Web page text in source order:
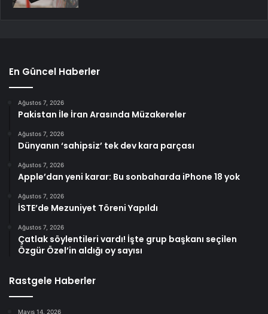
En Güncel Haberler
Ağustos 7, 2026
Pakistan İle İran Arasında Müzakereler
Ağustos 7, 2026
Dünyanın ‘sahipsiz’ tek dev kara parçası
Ağustos 7, 2026
Apple’dan yeni karar: Bu sonbaharda iPhone 18 yok
Ağustos 7, 2026
İSTE’de Mezuniyet Töreni Yapıldı
Ağustos 7, 2026
Çatlak söylentileri vardı! İşte grup başkanı seçilen
Özgür Özel’in aldığı oy sayısı
Rastgele Haberler
Mayıs 14, 2026